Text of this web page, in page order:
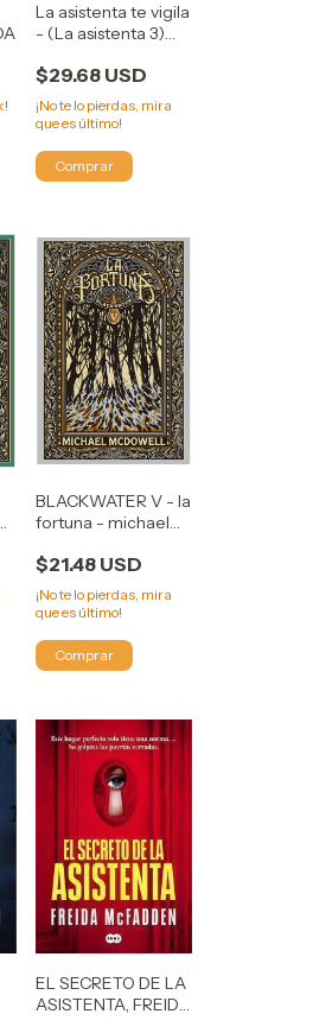
La asistenta te vigila
- (La asistenta 3)
$29.68 USD
¡No te lo pierdas, mira
que es último!
BLACKWATER V - la
fortuna - michael
$21.48 USD
¡No te lo pierdas, mira
que es último!
EL SECRETO DE LA
ASISTENTA, FREIDA